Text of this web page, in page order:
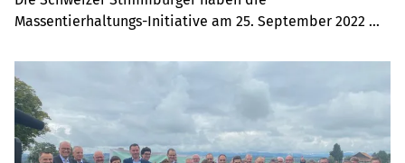
Massentierhaltungs-Initiative am 25. September 2022
herrscht auf allen Seiten der grosse Katzenjammer. Bei
den MTI-InitiantInnen und dem Schweizer
Bauernverband, bei Bauernfamilien und
KonsumentInnen.